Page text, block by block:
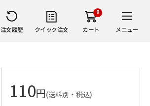
注文履歴 クイック注文
0
カート メニュー
110円(送料別・税込)